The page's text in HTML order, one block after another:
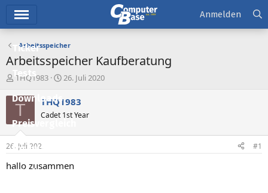
Ticker
Tests
Downloads
Preisvergleich
Forum
Aktuelles
Anmelden
Arbeitsspeicher
Arbeitsspeicher Kaufberatung
E
s
e
e
r
THQ1983
E
s
e
t
a
26. Juli 2020
T THQ1983
Cadet 1st Year
26. Juli 2020 #1
hallo zusammen